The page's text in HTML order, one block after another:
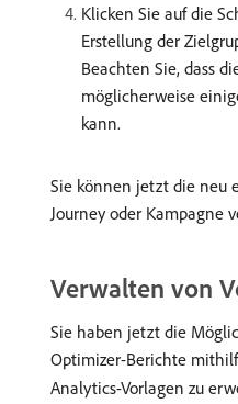
Klicken Sie auf die
Erstellung der
Beachten Sie, dass
möglicherweise
kann.
Sie können jetzt die neu
Journey oder Kampagne
Verwalten von
Sie haben jetzt die
Optimizer-Berichte
Analytics-Vorlagen zu